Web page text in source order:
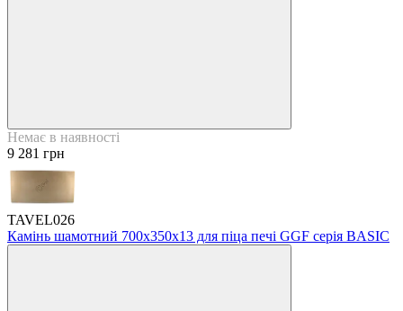
Немає в наявності
9 281 грн
TAVEL026
Камінь шамотний 700х350х13 для піца печі GGF серія BASIC